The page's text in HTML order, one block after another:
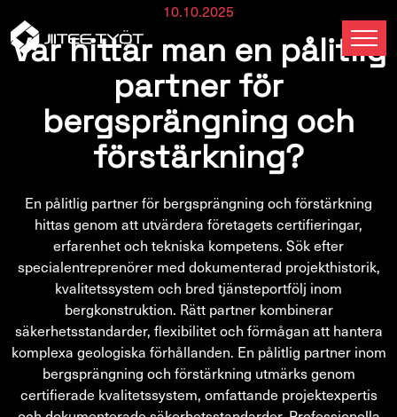
10.10.2025
Var hittar man en pålitlig
partner för
bergsprängning och
förstärkning?
En pålitlig partner för bergsprängning och förstärkning
hittas genom att utvärdera företagets certifieringar,
erfarenhet och tekniska kompetens. Sök efter
specialentreprenörer med dokumenterad projekthistorik,
kvalitetssystem och bred tjänsteportfölj inom
bergkonstruktion. Rätt partner kombinerar
säkerhetsstandarder, flexibilitet och förmågan att hantera
komplexa geologiska förhållanden. En pålitlig partner inom
bergsprängning och förstärkning utmärks genom
certifierade kvalitetssystem, omfattande projektexpertis